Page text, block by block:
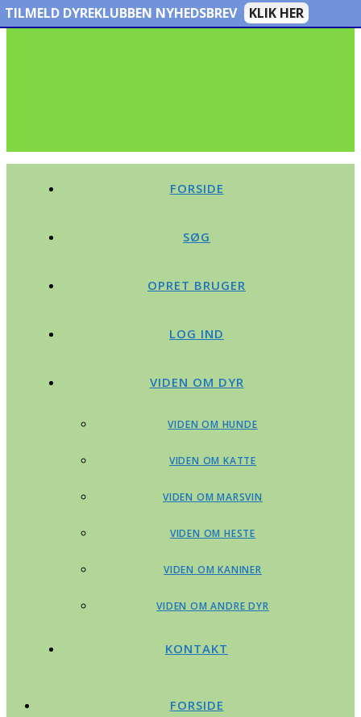
FORSIDE
SØG
OPRET BRUGER
LOG IND
VIDEN OM DYR
VIDEN OM HUNDE
VIDEN OM KATTE
VIDEN OM MARSVIN
VIDEN OM HESTE
VIDEN OM KANINER
VIDEN OM ANDRE DYR
KONTAKT
FORSIDE
TILMELD DYREKLUBBEN NYHEDSBREV KLIK HER